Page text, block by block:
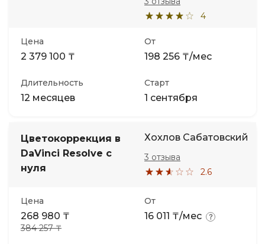
4
Цена
2 379 100 ₸
От
198 256 ₸/мес
Длительность
12 месяцев
Старт
1 сентября
Цветокоррекция в
DaVinci Resolve с
нуля
Хохлов Сабатовский
2.6
3 отзыва
Цена
268 980 ₸
384 257 ₸
От
16 011 ₸/мес